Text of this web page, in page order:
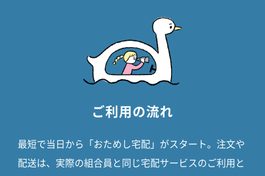
ご利用の流れ
最短で当日から「おためし宅配」がスタート。 注文や
配送は、実際の組合員と同じ宅配サービスのご利用と